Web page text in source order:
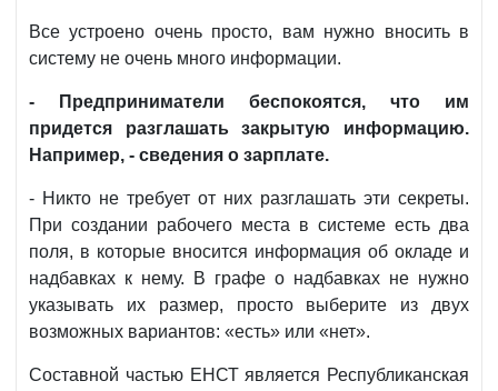
Все устроено очень просто, вам нужно вносить в
систему не очень много информации.
- Предприниматели беспокоятся, что им
придется разглашать закрытую информацию.
Например, - сведения о зарплате.
- Никто не требует от них разглашать эти секреты.
При создании рабочего места в системе есть два
поля, в которые вносится информация об окладе и
надбавках к нему. В графе о надбавках не нужно
указывать их размер, просто выберите из двух
возможных вариантов: «есть» или «нет».
Составной частью ЕНСТ является Республиканская